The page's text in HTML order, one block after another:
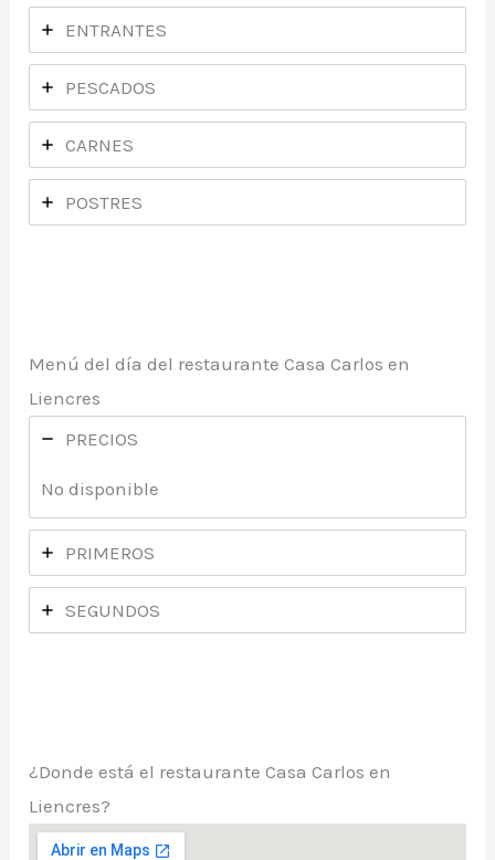
ENTRANTES
PESCADOS
CARNES
POSTRES
Menú del día del restaurante Casa Carlos en
Liencres
PRECIOS
No disponible
PRIMEROS
SEGUNDOS
¿Donde está el restaurante Casa Carlos en
Liencres?